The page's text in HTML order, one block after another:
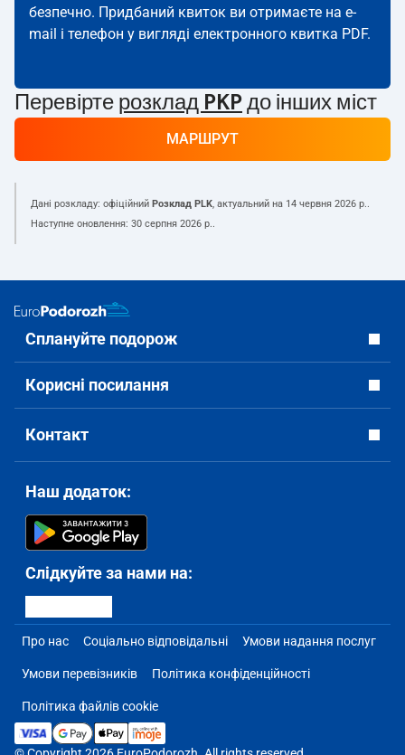
безпечно. Придбаний квиток ви отримаєте на e-
mail і телефон у вигляді електронного квитка PDF.
Перевірте розклад PKP до інших міст
МАРШРУТ
Дані розкладу: офіційний Розклад PLK, актуальний на 14 червня 2026 р..
Наступне оновлення: 30 серпня 2026 р..
Сплануйте подорож
Корисні посилання
Контакт
Наш додаток:
Слідкуйте за нами на:
Про нас Соціально відповідальні Умови надання послуг
Умови перевізників Політика конфіденційності
Політика файлів cookie